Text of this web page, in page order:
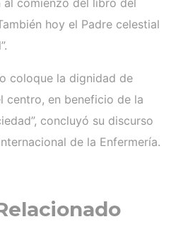
hoy el Padre celestial
coloque la dignidad de
centro, en beneficio de la
concluyó su discurso
de la Enfermería.